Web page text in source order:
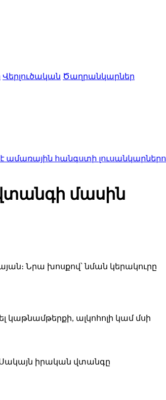
Վերլուծական Ծաղրանկարներ
հանգստի լուսանկարներով
մասին
Նրա խոսքով՝ նման կերակուրը
ալկոհոլի կամ մսի
իրական վտանգը